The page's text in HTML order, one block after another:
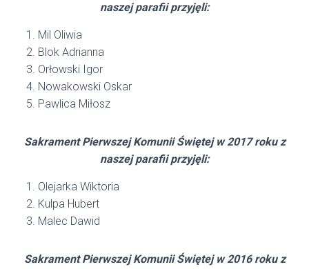
naszej parafii przyjęli:
Mil Oliwia
Blok Adrianna
Orłowski Igor
Nowakowski Oskar
Pawlica Miłosz
Sakrament Pierwszej Komunii Świętej w 2017 roku z
naszej parafii przyjęli:
Olejarka Wiktoria
Kulpa Hubert
Malec Dawid
Sakrament Pierwszej Komunii Świętej w 2016 roku z